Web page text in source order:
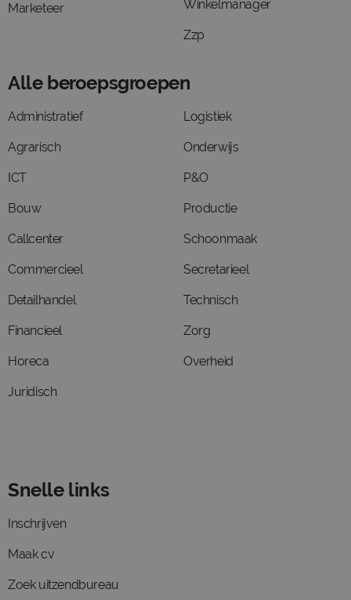
Marketeer Winkelmanager
Zzp
Alle beroepsgroepen
Administratief
Agrarisch
ICT
Bouw
Callcenter
Commercieel
Detailhandel
Financieel
Horeca
Juridisch
Logistiek
Onderwijs
P&O
Productie
Schoonmaak
Secretarieel
Technisch
Zorg
Overheid
Snelle links
Inschrijven
Maak cv
Zoek uitzendbureau